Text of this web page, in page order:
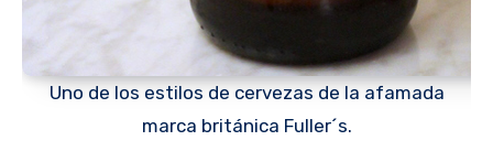
Uno de los estilos de cervezas de la afamada
marca británica Fuller´s.